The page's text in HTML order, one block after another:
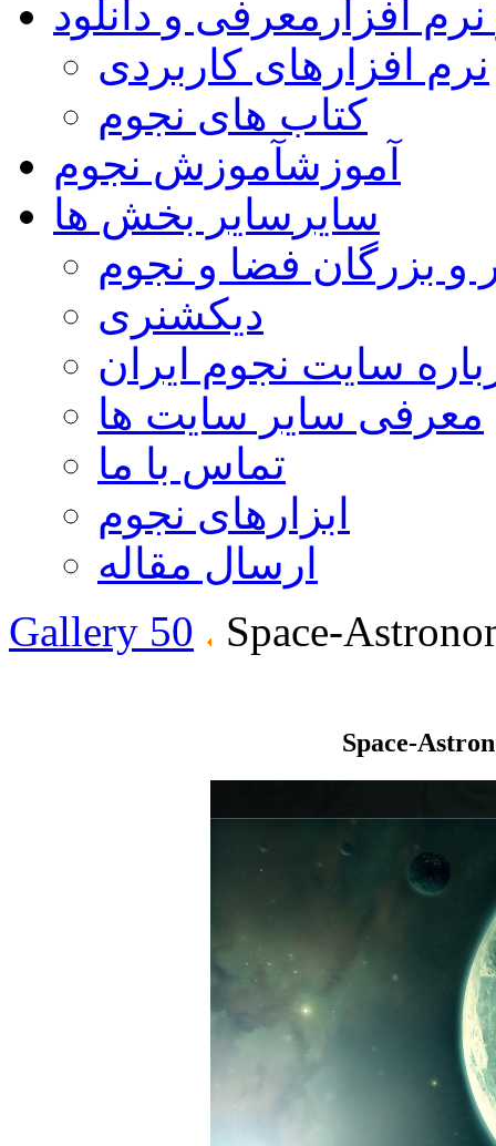
افزار معرفی و دانلود
نرم افزارهای کاربردی
کتاب های نجوم
آموزشآموزش نجوم
سایر سایر بخش ها
و بزرگان فضا و نجوم
دیکشنری
سایت نجوم ایران
معرفی سایر سایت ها
تماس با ما
ابزارهای نجوم
ارسال مقاله
Gallery 50
Space-
Space-